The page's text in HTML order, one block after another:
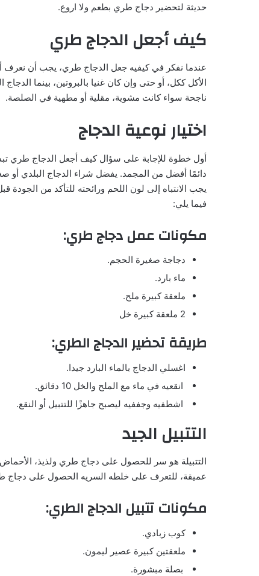
حديثة لتحضير دجاج طري بطعم ولا اروع.
كيف أجعل الدجاج طري
عندما نفكر في كيفيه جعل الدجاج طري، يجب أن نعرف
الأكل ككل، أو حتى وإن كان غنيا بالبروتين، بينما
ناجحة سواء كانت مشوية، مقلية أو مطهية في الصلصة.
اختيار نوعية الدجاج
أول خطوة للإجابة على سؤال كيف أجعل الدجاج طري
دائمًا أفضل من المجمد. يفضل شراء الدجاج البلدي أو
يجب الانتباه إلى لون اللحم ورائحته للتأكد من
فيما يلي:
مكونات عمل دجاج طري:
دجاجة صغيرة الحجم.
ماء بارد.
ملعقة كبيرة ملح.
2 ملعقة كبيرة خل
طريقة تحضير الدجاج الطري:
اغسلي الدجاج بالماء البارد جيدا.
انقعيه في ماء مع الملح والخل 10 دقائق.
اشطفيه وجففيه ليصبح جاهزًا للتتبيل أو النقع.
التتبيل الجيد
التتبيلة هو سر للحصول على دجاج طري ولذيذ،
عميقة، للتعرف على خلطه السريه الحصول على دجاج
مكونات تتبيل الدجاج الطري:
كوب زبادي.
ملعقتين كبيرة عصير ليمون.
بصلة مبشورة.